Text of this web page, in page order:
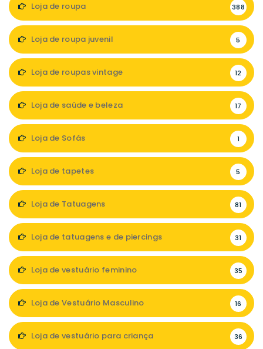
Loja de roupa 388
Loja de roupa juvenil 5
Loja de roupas vintage 12
Loja de saúde e beleza 17
Loja de Sofás 1
Loja de tapetes 5
Loja de Tatuagens 81
Loja de tatuagens e de piercings 31
Loja de vestuário feminino 35
Loja de Vestuário Masculino 16
Loja de vestuário para criança 36